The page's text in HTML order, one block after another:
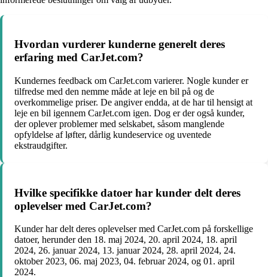
Hvordan vurderer kunderne generelt deres
erfaring med CarJet.com?
Kundernes feedback om CarJet.com varierer. Nogle kunder er
tilfredse med den nemme måde at leje en bil på og de
overkommelige priser. De angiver endda, at de har til hensigt at
leje en bil igennem CarJet.com igen. Dog er der også kunder,
der oplever problemer med selskabet, såsom manglende
opfyldelse af løfter, dårlig kundeservice og uventede
ekstraudgifter.
Hvilke specifikke datoer har kunder delt deres
oplevelser med CarJet.com?
Kunder har delt deres oplevelser med CarJet.com på forskellige
datoer, herunder den 18. maj 2024, 20. april 2024, 18. april
2024, 26. januar 2024, 13. januar 2024, 28. april 2024, 24.
oktober 2023, 06. maj 2023, 04. februar 2024, og 01. april
2024.